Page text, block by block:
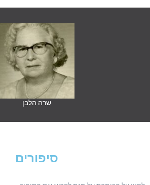
שרה הלבן
סיפורים